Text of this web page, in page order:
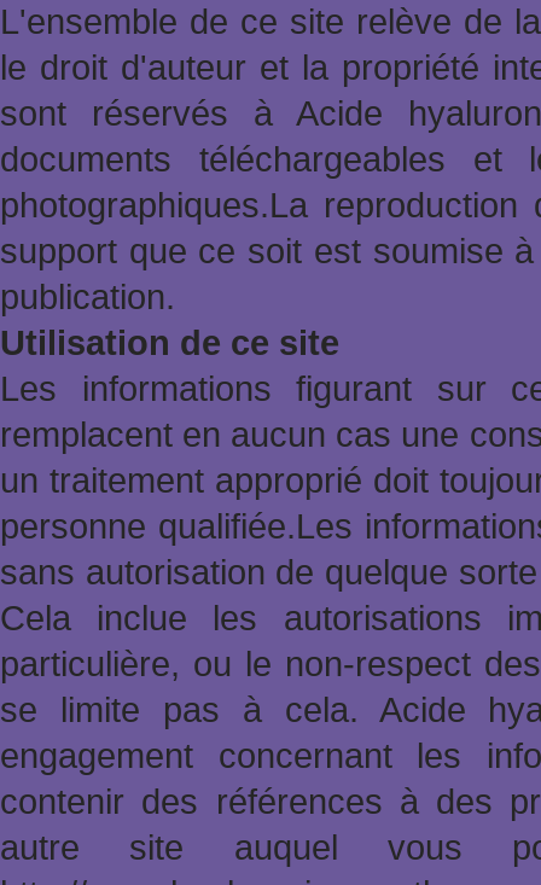
L'ensemble de ce site relève de
le droit d'auteur et la propriété
sont réservés à Acide
documents téléchargeables et
photographiques.La
support que ce soit est soumise
publication.
Utilisation de ce site
Les informations figurant sur
remplacent en aucun cas une
un traitement approprié doit
personne qualifiée.Les
sans autorisation de quelque
Cela inclue les autorisations
particulière, ou le non-respect
se limite pas à cela. Acide
engagement concernant les
contenir des références à des
autre site auquel vous